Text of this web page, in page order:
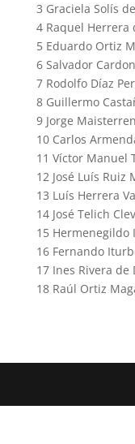
3 Graciela Solís
4 Raquel Herrera
5 Eduardo Ortiz
6 Salvador
7 Rodolfo Díaz
8 Guillermo
9 Jorge
10 Carlos
11 Víctor Manuel
12 José Luís Ruiz
13 Luís Herrera
14 José Telich
15 Hermenegildo
16 Fernando
17 Ines Rivera de
18 Raúl Ortiz